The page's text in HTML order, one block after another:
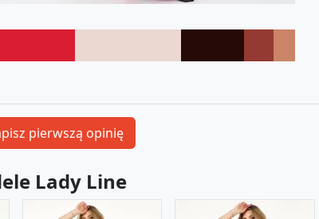
Lady Line